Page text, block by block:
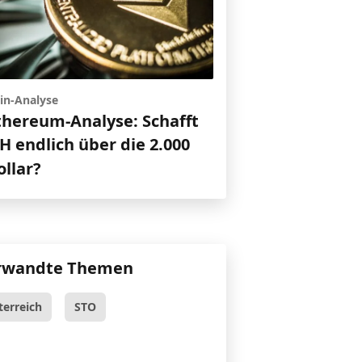
Analyse
Analyse: Schafft
endlich über die 2.000
Themen
STO